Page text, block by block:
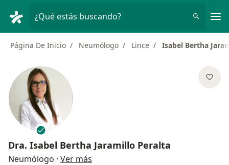
¿Qué estás buscando?
Página De Inicio Neumólogo Lince Isabel Bertha
Dra. Isabel Bertha Jaramillo Peralta
Neumólogo · Ver más